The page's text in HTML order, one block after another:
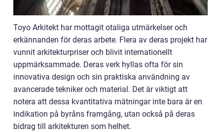
Toyo Arkitekt har mottagit otaliga utmärkelser och
erkännanden för deras arbete. Flera av deras projekt har
vunnit arkitekturpriser och blivit internationellt
uppmärksammade. Deras verk hyllas ofta för sin
innovativa design och sin praktiska användning av
avancerade tekniker och material. Det är viktigt att
notera att dessa kvantitativa mätningar inte bara är en
indikation på byråns framgång, utan också på deras
bidrag till arkitekturen som helhet.